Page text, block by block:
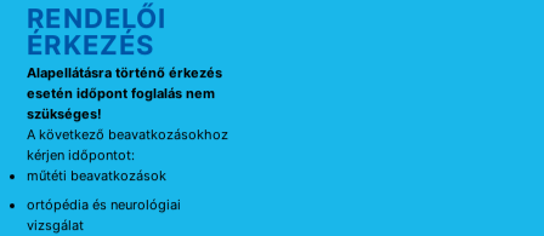
RENDELŐI
ÉRKEZÉS
Alapellátásra történő érkezés
esetén időpont foglalás nem
szükséges!
A következő beavatkozásokhoz
kérjen időpontot:
műtéti beavatkozások
ortópédia és neurológiai
vizsgálat